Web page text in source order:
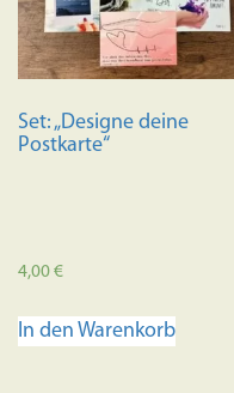
Set: „Designe deine
Postkarte“
4,00€
In den Warenkorb